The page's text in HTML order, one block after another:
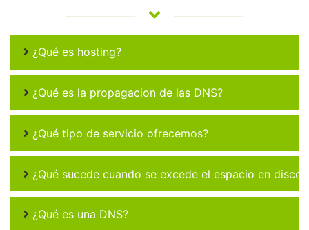
¿Qué es hosting?
¿Qué es la propagacion de las DNS?
¿Qué tipo de servicio ofrecemos?
¿Qué sucede cuando se excede el espacio en disco
¿Qué es una DNS?